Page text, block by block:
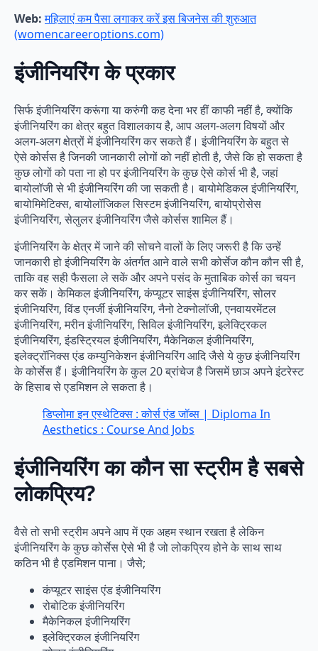
Web: महिलाएं कम पैसा लगाकर करें इस बिजनेस की शुरुआत
(womencareeroptions.com)
इंजीनियरिंग के प्रकार
सिर्फ इंजीनियरिंग करूंगा या करुंगी कह देना भर हीं काफी नहीं है, क्योंकि
इंजीनियरिंग का क्षेत्र बहुत विशालकाय है, आप अलग-अलग विषयों और
अलग-अलग क्षेत्रों में इंजीनियरिंग कर सकते हैं। इंजीनियरिंग के बहुत से
ऐसे कोर्सस है जिनकी जानकारी लोगों को नहीं होती है, जैसे कि हो सकता है
कुछ लोगों को पता ना हो पर इंजीनियरिंग के कुछ ऐसे कोर्स भी है, जहां
बायोलॉजी से भी इंजीनियरिंग की जा सकती है। बायोमेडिकल इंजीनियरिंग,
बायोमिमेटिक्स, बायोलॉजिकल सिस्टम इंजीनियरिंग, बायोप्रोसेस
इंजीनियरिंग, सेलुलर इंजीनियरिंग जैसे कोर्सस शामिल हैं।
इंजीनियरिंग के क्षेत्र में जाने की सोचने वालों के लिए जरूरी है कि उन्हें
जानकारी हो इंजीनियरिंग के अंतर्गत आने वाले सभी कोर्सेज कौन कौन सी है,
ताकि वह सही फैसला ले सकें और अपने पसंद के मुताबिक कोर्स का चयन
कर सकें। केमिकल इंजीनियरिंग, कंप्यूटर साइंस इंजीनियरिंग, सोलर
इंजीनियरिंग, विंड एनर्जी इंजीनियरिंग, नैनो टेक्नोलॉजी, एनवायरमेंटल
इंजीनियरिंग, मरीन इंजीनियरिंग, सिविल इंजीनियरिंग, इलेक्ट्रिकल
इंजीनियरिंग, इंडस्ट्रियल इंजीनियरिंग, मैकेनिकल इंजीनियरिंग,
इलेक्ट्रॉनिक्स एंड कम्युनिकेशन इंजीनियरिंग आदि जैसे ये कुछ इंजीनियरिंग
के कोर्सेस हैं। इंजीनियरिंग के कुल 20 ब्रांचेज है जिसमें छाञ अपने इंटरेस्ट
के हिसाब से एडमिशन ले सकता है।
डिप्लोमा इन एस्थेटिक्स : कोर्स एंड जॉब्स | Diploma In
Aesthetics : Course And Jobs
इंजीनियरिंग का कौन सा स्ट्रीम है सबसे
लोकप्रिय?
वैसे तो सभी स्ट्रीम अपने आप में एक अहम स्थान रखता है लेकिन
इंजीनियरिंग के कुछ कोर्सेस ऐसे भी है जो लोकप्रिय होने के साथ साथ
कठिन भी है एडमिशन पाना। जैसे;
कंप्यूटर साइंस एंड इंजीनियरिंग
रोबोटिक इंजीनियरिंग
मैकेनिकल इंजीनियरिंग
इलेक्ट्रिकल इंजीनियरिंग